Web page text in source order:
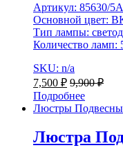
Артикул: 85630/5A
Основной цвет:
Тип лампы:
Количество ламп:
SKU: n/a
7,500 ₽ 9,900₽
Подробнее
Люстры
Люстра